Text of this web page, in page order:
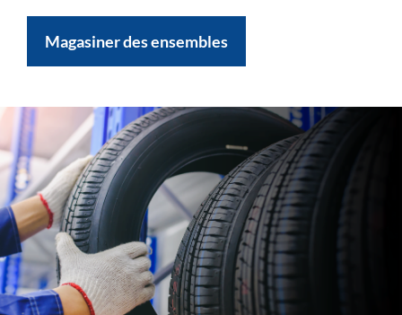
Magasiner des ensembles